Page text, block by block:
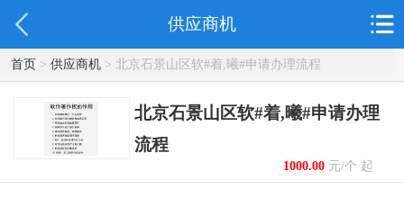
供应商机
首页> 供应商机> 北京石景山区软#着,曦#申请办理流程
北京石景山区软#着,曦#申请办理
流程
1000.00元/个 起